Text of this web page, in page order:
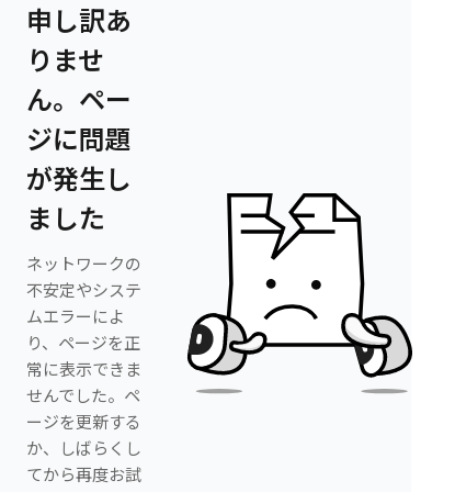
申し訳あ
りませ
ん。ペー
ジに問題
が発生し
ました
ネットワークの
不安定やシステ
ムエラーによ
り、ページを正
常に表示できま
せんでした。ペ
ージを更新する
か、しばらくし
てから再度お試